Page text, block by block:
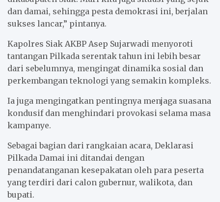
dan damai, sehingga pesta demokrasi ini, berjalan
sukses lancar,” pintanya.
Kapolres Siak AKBP Asep Sujarwadi menyoroti
tantangan Pilkada serentak tahun ini lebih besar
dari sebelumnya, mengingat dinamika sosial dan
perkembangan teknologi yang semakin kompleks.
Ia juga mengingatkan pentingnya menjaga suasana
kondusif dan menghindari provokasi selama masa
kampanye.
Sebagai bagian dari rangkaian acara, Deklarasi
Pilkada Damai ini ditandai dengan
penandatanganan kesepakatan oleh para peserta
yang terdiri dari calon gubernur, walikota, dan
bupati.